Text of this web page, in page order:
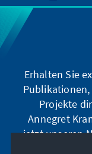
Erhalten Sie
Projekte
Annegret
jetzt unseren